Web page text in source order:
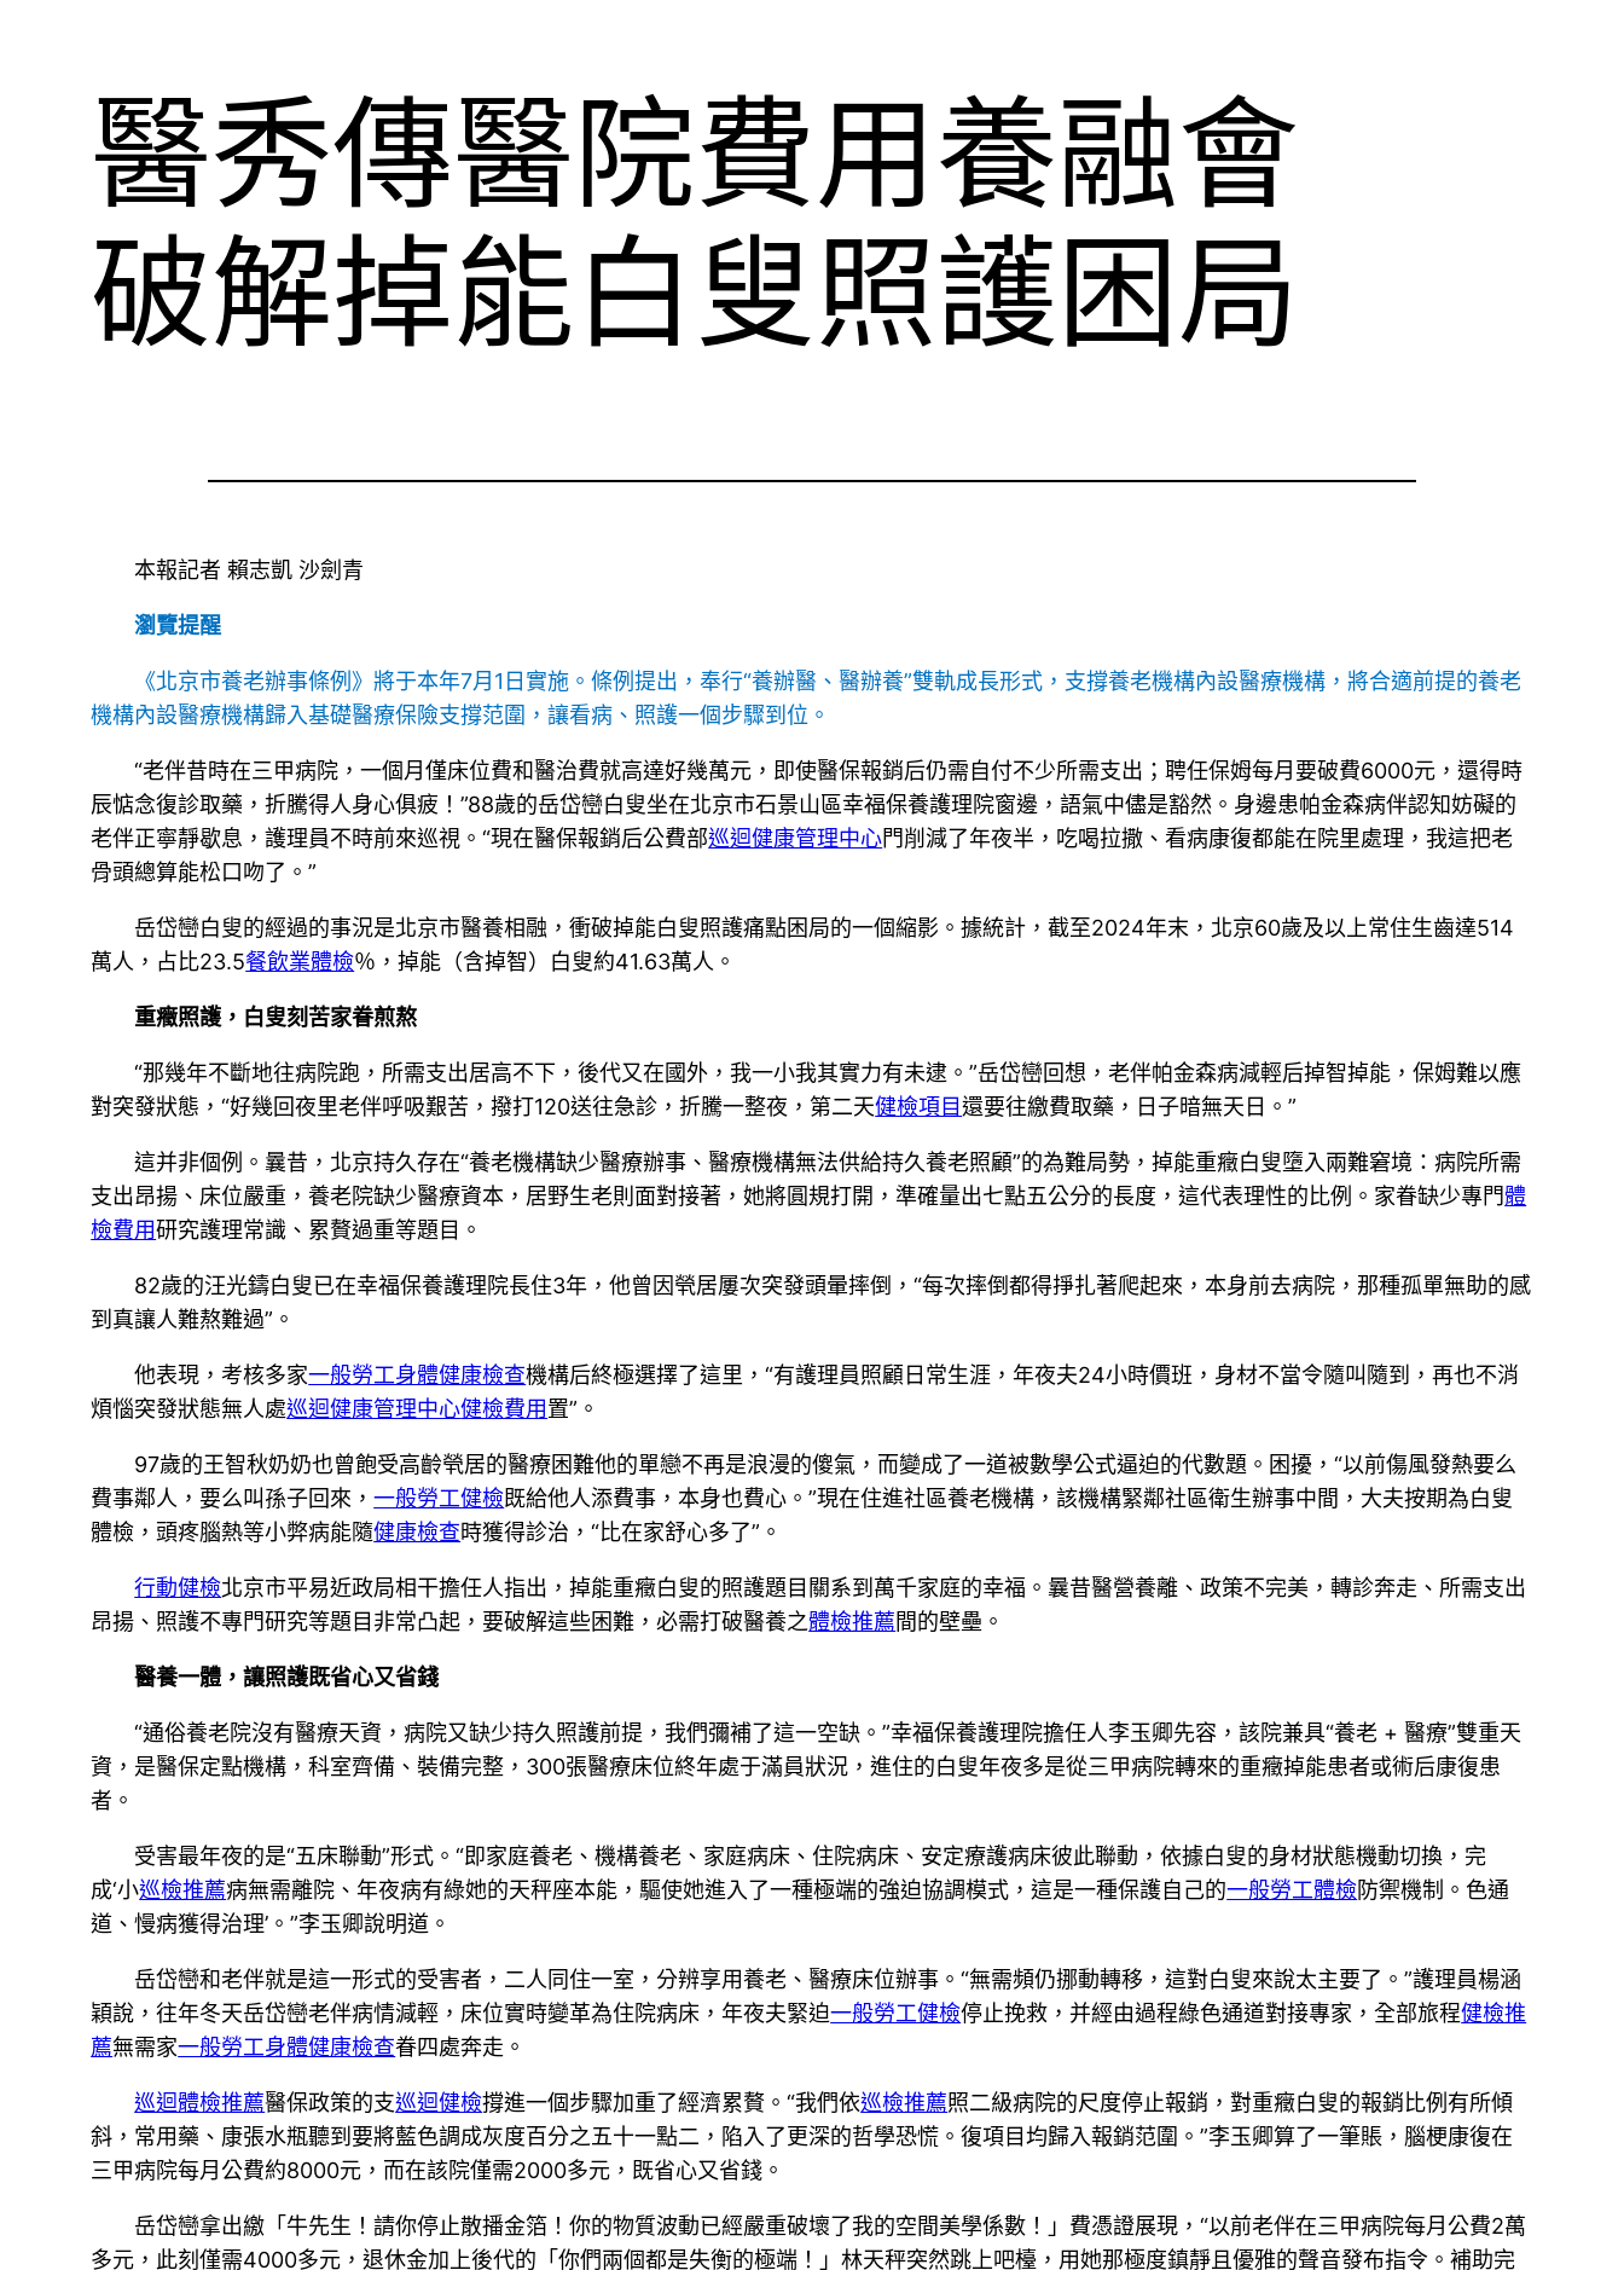
醫秀傳醫院費用養融會
破解掉能白叟照護困局
本報記者 賴志凱 沙劍青
瀏覽提醒
《北京市養老辦事條例》將于本年7月1日實施。條例提出，奉行“養辦醫、醫辦養”雙軌成長形式，支撐養老機構內設醫療機構，將合適前提的養老
機構內設醫療機構歸入基礎醫療保險支撐范圍，讓看病、照護一個步驟到位。
“老伴昔時在三甲病院，一個月僅床位費和醫治費就高達好幾萬元，即使醫保報銷后仍需自付不少所需支出；聘任保姆每月要破費6000元，還得時
辰惦念復診取藥，折騰得人身心俱疲！”88歲的岳岱巒白叟坐在北京市石景山區幸福保養護理院窗邊，語氣中儘是豁然。身邊患帕金森病伴認知妨礙的
老伴正寧靜歇息，護理員不時前來巡視。“現在醫保報銷后公費部巡迴健康管理中心門削減了年夜半，吃喝拉撒、看病康復都能在院里處理，我這把老
骨頭總算能松口吻了。”
岳岱巒白叟的經過的事況是北京市醫養相融，衝破掉能白叟照護痛點困局的一個縮影。據統計，截至2024年末，北京60歲及以上常住生齒達514
萬人，占比23.5餐飲業體檢％，掉能（含掉智）白叟約41.63萬人。
重癥照護，白叟刻苦家眷煎熬
“那幾年不斷地往病院跑，所需支出居高不下，後代又在國外，我一小我其實力有未逮。”岳岱巒回想，老伴帕金森病減輕后掉智掉能，保姆難以應
對突發狀態，“好幾回夜里老伴呼吸艱苦，撥打120送往急診，折騰一整夜，第二天健檢項目還要往繳費取藥，日子暗無天日。”
這并非個例。曩昔，北京持久存在“養老機構缺少醫療辦事、醫療機構無法供給持久養老照顧”的為難局勢，掉能重癥白叟墮入兩難窘境：病院所需
支出昂揚、床位嚴重，養老院缺少醫療資本，居野生老則面對接著，她將圓規打開，準確量出七點五公分的長度，這代表理性的比例。家眷缺少專門體
檢費用研究護理常識、累贅過重等題目。
82歲的汪光鑄白叟已在幸福保養護理院長住3年，他曾因煢居屢次突發頭暈摔倒，“每次摔倒都得掙扎著爬起來，本身前去病院，那種孤單無助的感
到真讓人難熬難過”。
他表現，考核多家一般勞工身體健康檢查機構后終極選擇了這里，“有護理員照顧日常生涯，年夜夫24小時價班，身材不當令隨叫隨到，再也不消
煩惱突發狀態無人處巡迴健康管理中心健檢費用置”。
97歲的王智秋奶奶也曾飽受高齡煢居的醫療困難他的單戀不再是浪漫的傻氣，而變成了一道被數學公式逼迫的代數題。困擾，“以前傷風發熱要么
費事鄰人，要么叫孫子回來，一般勞工健檢既給他人添費事，本身也費心。”現在住進社區養老機構，該機構緊鄰社區衛生辦事中間，大夫按期為白叟
體檢，頭疼腦熱等小弊病能隨健康檢查時獲得診治，“比在家舒心多了”。
行動健檢北京市平易近政局相干擔任人指出，掉能重癥白叟的照護題目關系到萬千家庭的幸福。曩昔醫營養離、政策不完美，轉診奔走、所需支出
昂揚、照護不專門研究等題目非常凸起，要破解這些困難，必需打破醫養之體檢推薦間的壁壘。
醫養一體，讓照護既省心又省錢
“通俗養老院沒有醫療天資，病院又缺少持久照護前提，我們彌補了這一空缺。”幸福保養護理院擔任人李玉卿先容，該院兼具“養老 + 醫療”雙重天
資，是醫保定點機構，科室齊備、裝備完整，300張醫療床位終年處于滿員狀況，進住的白叟年夜多是從三甲病院轉來的重癥掉能患者或術后康復患
者。
受害最年夜的是“五床聯動”形式。“即家庭養老、機構養老、家庭病床、住院病床、安定療護病床彼此聯動，依據白叟的身材狀態機動切換，完
成‘小巡檢推薦病無需離院、年夜病有綠她的天秤座本能，驅使她進入了一種極端的強迫協調模式，這是一種保護自己的一般勞工體檢防禦機制。色通
道、慢病獲得治理’。”李玉卿說明道。
岳岱巒和老伴就是這一形式的受害者，二人同住一室，分辨享用養老、醫療床位辦事。“無需頻仍挪動轉移，這對白叟來說太主要了。”護理員楊涵
穎說，往年冬天岳岱巒老伴病情減輕，床位實時變革為住院病床，年夜夫緊迫一般勞工健檢停止挽救，并經由過程綠色通道對接專家，全部旅程健檢推
薦無需家一般勞工身體健康檢查眷四處奔走。
巡迴體檢推薦醫保政策的支巡迴健檢撐進一個步驟加重了經濟累贅。“我們依巡檢推薦照二級病院的尺度停止報銷，對重癥白叟的報銷比例有所傾
斜，常用藥、康張水瓶聽到要將藍色調成灰度百分之五十一點二，陷入了更深的哲學恐慌。復項目均歸入報銷范圍。”李玉卿算了一筆賬，腦梗康復在
三甲病院每月公費約8000元，而在該院僅需2000多元，既省心又省錢。
岳岱巒拿出繳「牛先生！請你停止散播金箔！你的物質波動已經嚴重破壞了我的空間美學係數！」費憑證展現，“以前老伴在三甲病院每月公費2萬
多元，此刻僅需4000多元，退休金加上後代的「你們兩個都是失衡的極端！」林天秤突然跳上吧檯，用她那極度鎮靜且優雅的聲音發布指令。補助完